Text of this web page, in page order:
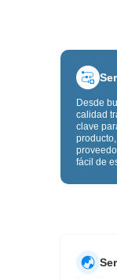
Desde
calidad
clave
fácil de